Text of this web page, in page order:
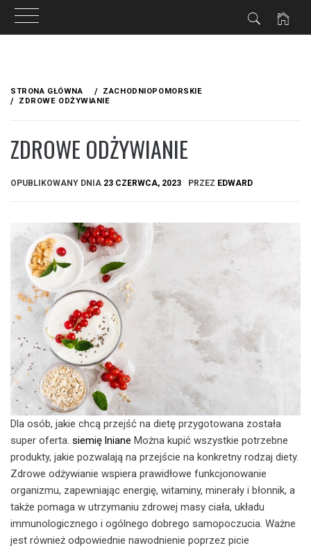
treści
STRONA GŁÓWNA
ZACHODNIOPOMORSKIE
ZDROWE ODŻYWIANIE
ZDROWE ODŻYWIANIE
OPUBLIKOWANY DNIA 23 CZERWCA, 2023 PRZEZ EDWARD
Dla osób, jakie chcą przejść na dietę przygotowana została
super oferta. siemię lniane Można kupić wszystkie potrzebne
produkty, jakie pozwalają na przejście na konkretny rodzaj diety.
Zdrowe odżywianie wspiera prawidłowe funkcjonowanie
organizmu, zapewniając energię, witaminy, minerały i błonnik, a
także pomaga w utrzymaniu zdrowej masy ciała, układu
immunologicznego i ogólnego dobrego samopoczucia. Ważne
jest również odpowiednie nawodnienie poprzez picie